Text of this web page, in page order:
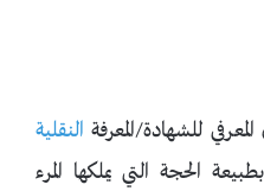
للشهادة/المعرفة النقلية
الحجة التي يملكها المرء